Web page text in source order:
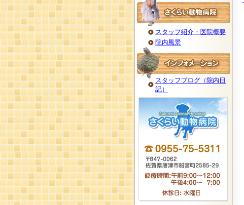
スタッフ紹介・医院概要
院内風景
スタッフブログ（院内日
記）